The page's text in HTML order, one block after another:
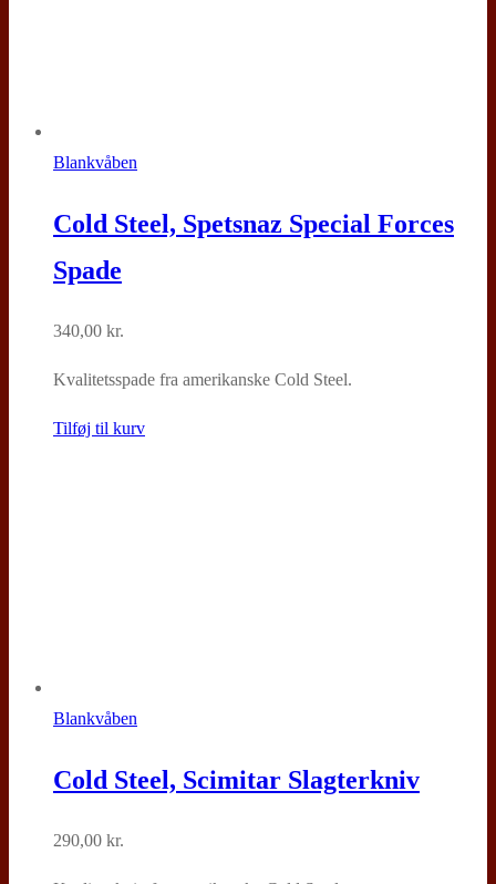
Blankvåben
Cold Steel, Spetsnaz Special Forces
Spade
340,00 kr.
Kvalitetsspade fra amerikanske Cold Steel.
Tilføj til kurv
Blankvåben
Cold Steel, Scimitar Slagterkniv
290,00 kr.